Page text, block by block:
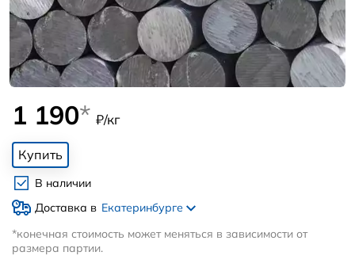
1 190* ₽/кг
Купить
В наличии
Доставка в Екатеринбурге
*конечная стоимость может меняться в зависимости от
размера партии.